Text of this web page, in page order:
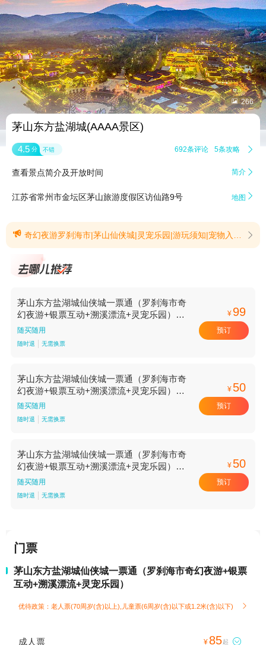
 266
茅山东方盐湖城(AAAA景区)
4.5 分 不错 692条评论 5条攻略 
查看景点简介及开放时间 简介 
江苏省常州市金坛区茅山旅游度假区访仙路9号 地图 
 奇幻夜游罗刹海市|茅山仙侠城|灵宠乐园|游玩须知|宠物入园须知【奇幻夜游罗刹海市】罗刹海市·暗夜异世秘境7月重磅上线罗刹海市为东方盐湖城景区暑期全新夜游体验项目！该区域为古风沉浸式剧情互动体验场景，是区别于传统游乐与夜市，以三大种族阵营、专属信物身份、剧情闯关、罗刹宝钞交易为核心玩法的全新场景。【罗刹宝钞】是什么？罗刹宝钞为罗刹海市场景内专属银票，与景区其他区域银票不互通，景区其他区域仅通用普通银票。两种货币各自有专属玩法。如何获取【罗刹宝钞】？罗刹宝钞通过和罗刹海市场景内NPC交互获取，无身份的“两脚兽”仅能获得基础玩法。如何使用【罗刹宝钞】？ 罗刹宝钞可用于罗刹海市场内游戏交互、剧情解锁、道具兑换、任务奖励兑换，闭环互动体验。(提示有效期2026/7/6至2026/9/1)【茅山仙侠城】茅山仙侠城盛大开演，全天演出不停，互动不断，“沉浸式仙侠主题乐园”天花板！还能参与NPC及演出互动赚取银票，免费兑换吃喝玩乐等文创好物！晨间：仙侠早市：入口就有NPC演出互动，一路惊喜不停！参与就送银票！午后：江湖奇遇：NPC演出互动不停，整个街区的NPC还有演出，小编的眼睛已经不知道该往哪看了，参与游戏互动赢家直接拿“赏金”！夜晚：幻境大秀：NPC伴您到夜晚，演出席随机掉落“银票雨”，手快有手慢无！(提示有效期2025/5/28至2026/12/31)【灵宠乐园】一座汇聚萌趣灵兽的【灵宠乐园】在景区内正式对外开放！10000㎡无界式灵宠共生乐园！200+萌宠零距离接触，打破传统笼养模式，和神仙们的“灵宠”0距离贴贴！顶流“卡皮巴拉”，还有“猫鼬”“小袋鼠”“小浣熊”“小矮马”“羊驼”等等，还有一大亮点！就是日夜都能玩！夜间灵宠乐园还有不一样的玩法！(提示有效期2025/9/4至2026/12/31)【游玩须知】景区出入口提示：一日游游客自驾前往【茅山东方盐湖城道天下】停车场，乘坐免费接驳车至景区正大门检票入园。（一日游门票入园仅支持景区正大门检票进入）坤地谷漂流：限身高1.2米以上儿童游玩；满1.2米至1.4米儿童，由成人陪同游玩；1.5米以上儿童或成人可单独游玩；免费项目，不限次游玩，不强制穿雨衣，如需穿戴一次性雨衣雨鞋，可现场购买或自备。如遇雨天或周检停运，敬请谅解！降魔宫鬼屋：如患有心脏病、高血压、心脑血管疾病、孕妇、身体不适者，1.4米以下儿童、60周岁以上成人不可参与。如遇周检停运，敬请谅解！景区演绎：可参考官方演出时刻表，具体演出以现场运营为准。(提示有效期2025/5/16至2026/12/31)【宠物入园须知】景区可携带宠物入园，宠物只限猫、狗类，肩高要求40cm以下；需票现场购买宠物门票50元，携宠主人须扫码登记宠物证、疫苗接种证明、入园责任书。另结合实际现就相关入园须知如下：1.携宠游客是不可以乘坐短驳车和观光车的（宠物酒店观光车由专车接送）2.入园游玩的宠物须在肩高40cm以下，仅限家养的猫类、中小型犬类及服务型犬类入园，烈性犬及其他品类宠物不得入园，且一名游客仅允许携带一只宠物入园。（具体烈性犬种类详见附件1《常州市烈性犬名录》）3.所有入园的宠物须提供猫/狗证和该宠物的疫苗接种记录，服务类犬种须提供相应的工作证件。4.入园时需对携带的宠物进行身份登记，提供宠物的品种、年龄等信息，并留下携宠人员的联系方式。5.宠物游览时必须全程佩戴长度不超过1.5米牵引绳或装入宠物包内，确保宠物在主人控制范围内，以防止对他人造成惊吓。6.景区内非宠物友好的区域：乾天穹室内影院、坤地谷漂流、离火殿及武养馆室内剧场、乐开盐亲子乐园、盐宫及太极广场演出期间，游客可将宠物临时寄存在项目附近寄存处。景区内观览车暂不开放携宠乘坐，除住宿端旅客的宠物由专属宠物观览车接送。7.游览过程中看管好宠物自身宠物，将宠物排泄物妥善处理，放入垃圾桶内；在景区内保持安静，不随意吠叫；遇到行人、车辆应当提前收紧牵引带，应当有效约束宠物，须主动避让老年人、儿童、残疾人、孕妇和其他行动不便的人；保持景区环境整洁,爱护景区内的公共设施、花草树木、文物古迹等。如因宠物造成损坏，应照价赔偿。8.如在景区游览过程中因携带宠物管理不善而对其他游客造成人身伤害或景区财产损失的，所有的经济损失由宠物携带者承担，如有游客投诉，宠物携带者有义务做好所有的解释工作。附件1：《常州市烈性犬名录》常州市烈性犬名录序号犬种1藏獒2俄罗斯高加索犬3意大利纽波利顿獒犬4巴西非拉犬5法国波尔多獒犬6阿根廷杜高犬7中亚牧羊犬8西班牙加纳利犬9牛头梗10日本土佐犬11英国马士提夫犬12斯塔福梗犬13比利时牧羊犬14意大利卡斯罗犬15圣伯纳犬16大丹犬17比特斗牛梗犬18罗威纳犬19杜宾犬20捷克猎狼犬21比利时马林诺斯犬22苏俄牧羊犬23德国牧羊犬24荷兰牧羊犬25纽芬兰犬26川东犬（重庆犬）27德国拳师犬28法国狼犬29威玛猎犬30爱尔兰猎狼犬31牛头獒犬32具有上述犬种血统的杂交繁衍犬，以及由市公安机关和市农业农村部门认定的其他烈性犬只(提示有效期2025/3/21至2026/12/31) 
茅山东方盐湖城仙侠城一票通（罗刹海市奇
幻夜游+银票互动+溯溪漂流+灵宠乐园）成
人票-标准价
随买随用
随时退 无需换票
¥ 99
预订
茅山东方盐湖城仙侠城一票通（罗刹海市奇
幻夜游+银票互动+溯溪漂流+灵宠乐园）儿
童票-标准价
随买随用
随时退 无需换票
¥ 50
预订
茅山东方盐湖城仙侠城一票通（罗刹海市奇
幻夜游+银票互动+溯溪漂流+灵宠乐园）学
生票-标准价
随买随用
随时退 无需换票
¥ 50
预订
门票
茅山东方盐湖城仙侠城一票通（罗刹海市奇幻夜游+银票
互动+溯溪漂流+灵宠乐园）
优待政策：老人票(70周岁(含)以上),儿童票(6周岁(含)以下或1.2米(含)以下) 
成人票 ¥ 85起 
